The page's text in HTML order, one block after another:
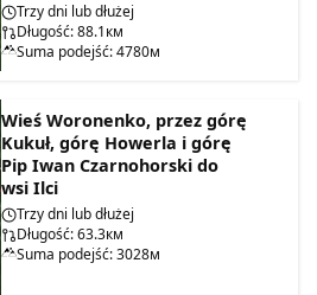
Trzy dni lub dłużej
Długość: 88.1км
Suma podejść: 4780м
Wieś Woronenko, przez górę
Kukuł, górę Howerla i górę
Pip Iwan Czarnohorski do
wsi Ilci
Trzy dni lub dłużej
Długość: 63.3км
Suma podejść: 3028м